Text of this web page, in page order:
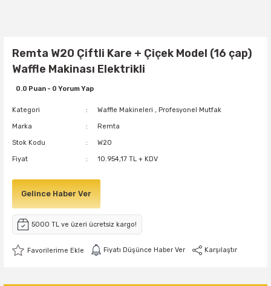
Remta W20 Çiftli Kare + Çiçek Model (16 çap)
Waffle Makinası Elektrikli
0.0 Puan - 0 Yorum Yap
Kategori Waffle Makineleri , Profesyonel Mutfak
Marka Remta
Stok Kodu W20
Fiyat 10.954,17 TL + KDV
Gelince Haber Ver
5000 TL ve üzeri ücretsiz kargo!
Fiyatı Düşünce Haber Ver Karşılaştır